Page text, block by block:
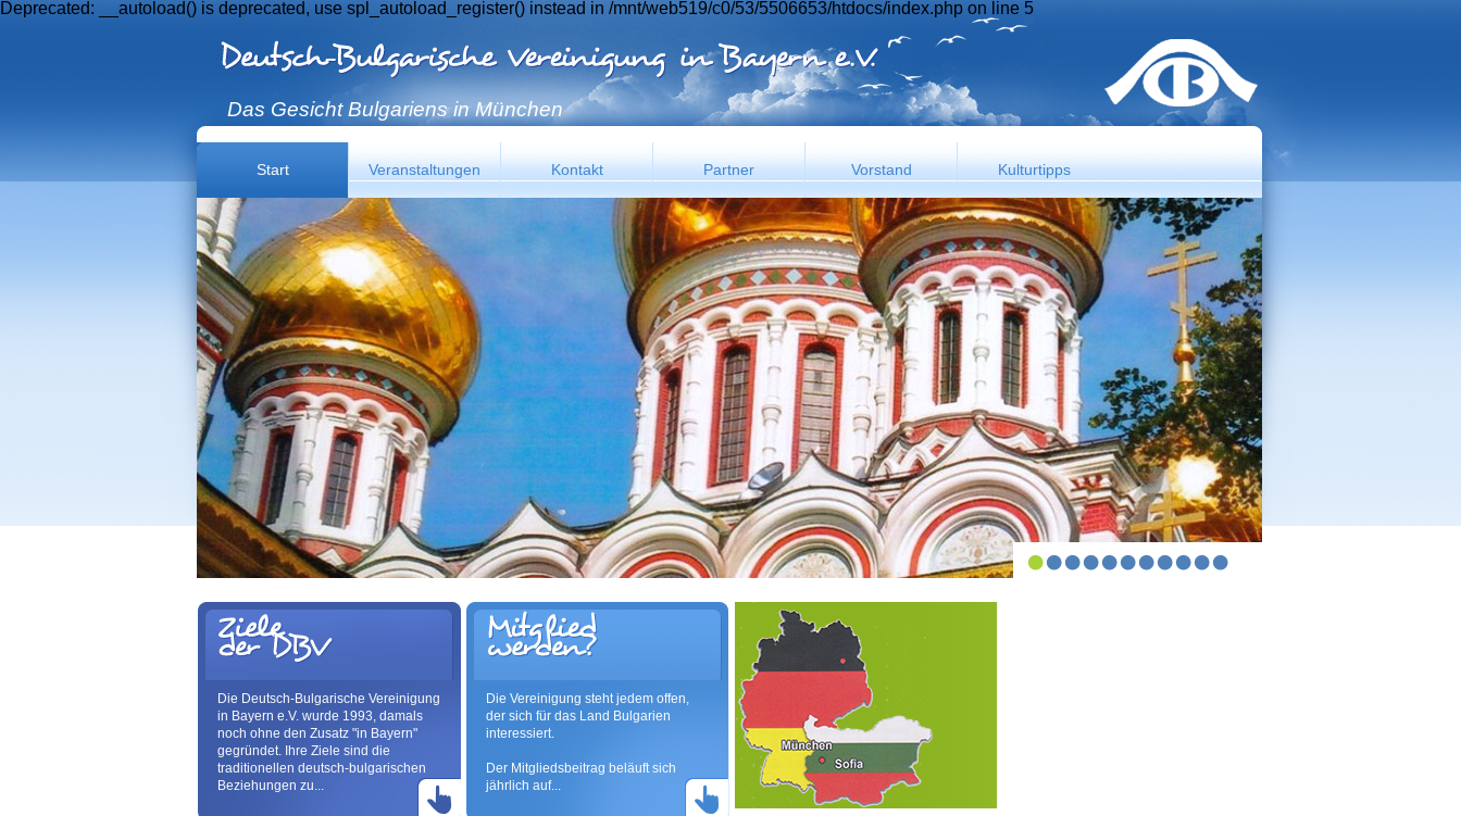
Deprecated: __autoload() is deprecated, use spl_autoload_register() instead in /mnt/web519/c0/53/5506653/htdocs/index.php on line 5
Das Gesicht Bulgariens in München
Start Veranstaltungen Kontakt Partner Vorstand Kulturtipps
Die Deutsch-Bulgarische Vereinigung
in Bayern e.V. wurde 1993, damals
noch ohne den Zusatz "in Bayern"
gegründet. Ihre Ziele sind die
traditionellen deutsch-bulgarischen
Beziehungen zu...
Die Vereinigung steht jedem offen,
der sich für das Land Bulgarien
interessiert.
Der Mitgliedsbeitrag beläuft sich
jährlich auf...